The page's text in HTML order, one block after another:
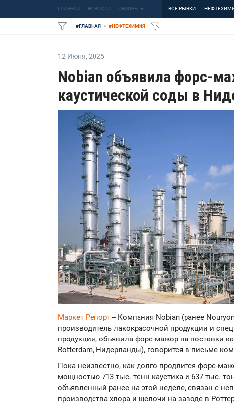
ГЛАВНАЯ НОВОСТИ ОБЗОРЫ ВСЕ РЫНКИ
#ГЛАВНАЯ #НЕФТЕХИМИЯ
12 Июня, 2025
Nobian объявила форс-
каустической соды в
Маркет Репорт -- Компания Nobian (ранее
производитель лакокрасочной продукции и
продукции, объявила форс-мажор на поставки
Rotterdam, Нидерланды), говорится в письме
Пока неизвестно, как долго продлится форс-
мощностью 713 тыс. тонн каустика и 637 тыс.
объявленный ранее на этой неделе, связан с
производства хлора и щелочи на заводе в